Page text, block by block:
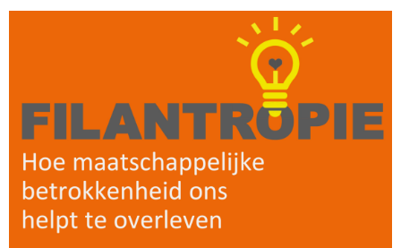
de resultaten van haar onderzoek ‘Geven in Nederland 2022’ uit en
onderzocht het geefgedrag tijdens de coronacrisis (2020-2021).
Daaruit blijkt dat de coronapandemie invloed heeft gehad op het